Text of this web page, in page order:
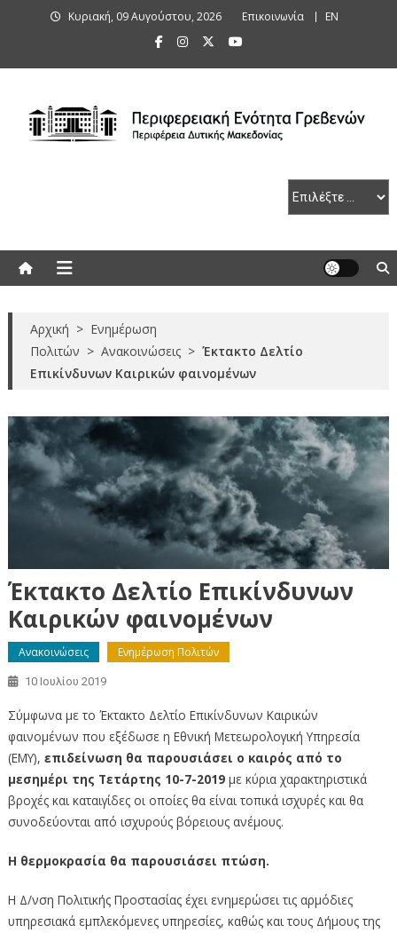
Κυριακή, 09 Αυγούστου, 2026 Επικοινωνία ΕΝ
Αρχική > Ενημέρωση
Πολιτών > Ανακοινώσεις > Έκτακτο Δελτίο
Επικίνδυνων Καιρικών φαινομένων
Έκτακτο Δελτίο Επικίνδυνων
Καιρικών φαινομένων
Ανακοινώσεις Ενημέρωση Πολιτών
10 Ιουλίου 2019
Σύμφωνα με το Έκτακτο Δελτίο Επικίνδυνων Καιρικών
φαινομένων που εξέδωσε η Εθνική Μετεωρολογική Υπηρεσία
(ΕΜΥ), επιδείνωση θα παρουσιάσει ο καιρός από το
μεσημέρι της Τετάρτης 10-7-2019με κύρια χαρακτηριστικά
βροχές και καταιγίδες οι οποίες θα είναι τοπικά ισχυρές και θα
συνοδεύονται από ισχυρούς βόρειους ανέμους.
Η θερμοκρασία θα παρουσιάσει πτώση.
Η Δ/νση Πολιτικής Προστασίας έχει ενημερώσει τις αρμόδιες
υπηρεσιακά εμπλεκόμενες υπηρεσίες, καθώς και τους Δήμους της